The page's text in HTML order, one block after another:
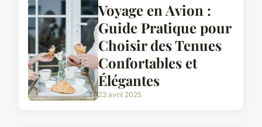
Voyage en Avion :
Guide Pratique pour
Choisir des Tenues
Confortables et
Élégantes
23 avril 2025